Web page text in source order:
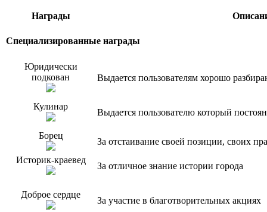
Награды
Специализированные награды
Юридически
подкован
Выдается пользователям хорошо
Кулинар
Выдается пользователю который
Борец
За отстаивание своей позиции, своих
Историк-краевед
За отличное знание истории города
Доброе сердце
За участие в благотворительных акциях